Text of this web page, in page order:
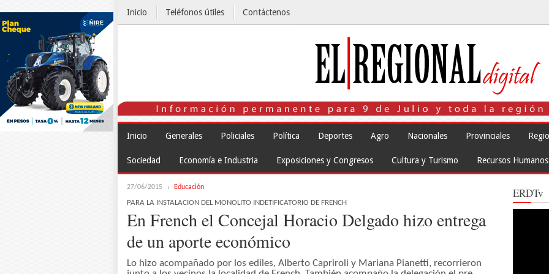
Inicio Teléfonos útiles Contáctenos
Inicio Generales Policiales Política Deportes Agro Nacionales Provinciales
Sociedad Economía e Industria Exposiciones y Congresos Cultura y Turismo Recursos Humanos
27/06/2015 Educación
PARA LA INSTALACION DEL MONOLITO INDETIFICATORIO DE FRENCH
En French el Concejal Horacio Delgado hizo entrega
de un aporte económico
Lo hizo acompañado por los ediles, Alberto Capriroli y Mariana Pianetti, recorrieron
ERDTv